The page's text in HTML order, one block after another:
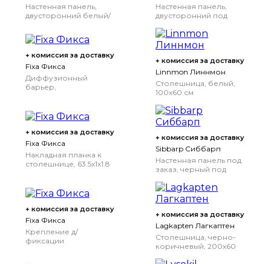
Настенная панель,
двусторонний белый/
бетон, 119.6x55 см
Настенная панель,
двусторонний под
черный/белый
мозаичный орнамент,
119.6x55 см
+ комиссия за доставку
Fixa Фикса
Диффузионный
барьер,
+ комиссия за доставку
Linnmon Линнмон
Столешница, белый,
100x60 см
+ комиссия за доставку
Fixa Фикса
Накладная планка к
столешнице, 63.5x1x1.8
+ комиссия за доставку
Sibbarp Сиббарп
Настенная панель под
заказ, черный под
м²x1.3 см
+ комиссия за доставку
Fixa Фикса
Крепление д/
фиксации
+ комиссия за доставку
Lagkapten Лагкаптен
Столешница, черно-
коричневый, 200x60